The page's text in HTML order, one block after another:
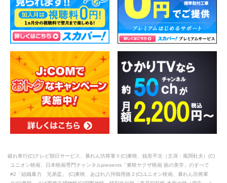
破れ奉行(C)テレビ朝日サービス、暴れん坊将軍Ⅱ(C)東映、銭形平次（主演：風間杜夫）(C)
ユニオン映画、日本映画専門チャンネルpresents「東映ヤクザ映画 疵の美学」のすべて
#2「組織暴力 兄弟盃」 (C)東映、あばれ八州御用旅２(C)ユニオン映画、暴れん坊将軍